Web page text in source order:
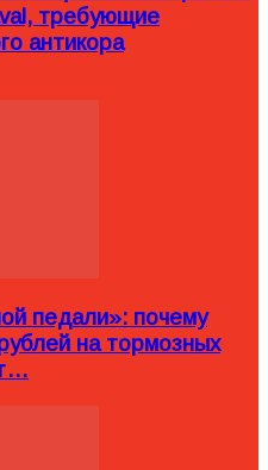
требующие
антикора
педали»: почему
на тормозных